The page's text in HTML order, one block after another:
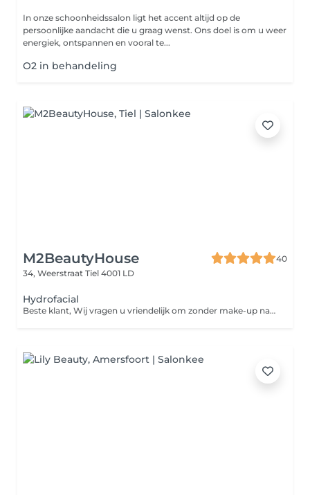
In onze schoonheidssalon ligt het accent altijd op de
persoonlijke aandacht die u graag wenst. Ons doel is om u weer
energiek, ontspannen en vooral te...
O2 in behandeling
M2BeautyHouse
40
34, Weerstraat Tiel 4001 LD
Hydrofacial
Beste klant, Wij vragen u vriendelijk om zonder make-up naar uw gezichtsbehandeling te komen. Zo kunnen wij uw huid beter reinigen en het beste resultaat behalen. Bedankt voor uw medewerking!